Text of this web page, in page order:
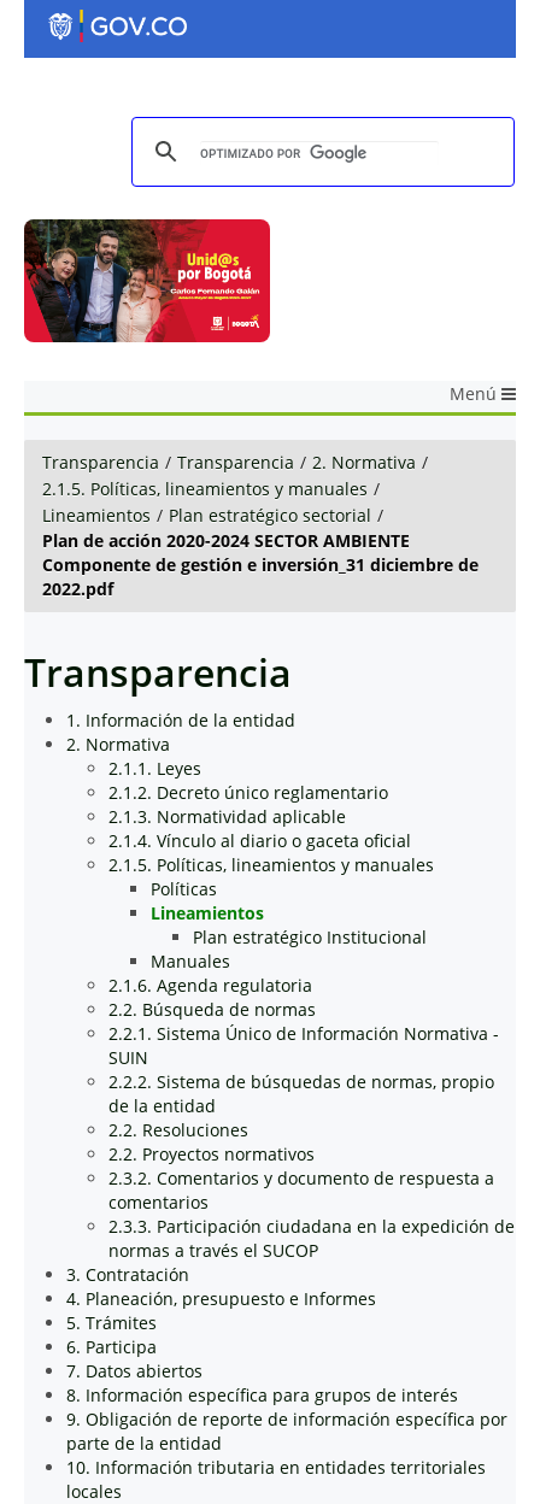
Menú
Transparencia / Transparencia / 2. Normativa /
2.1.5. Políticas, lineamientos y manuales /
Lineamientos / Plan estratégico sectorial /
Plan de acción 2020-2024 SECTOR AMBIENTE
Componente de gestión e inversión_31 diciembre de
2022.pdf
Transparencia
1. Información de la entidad
2. Normativa
2.1.1. Leyes
2.1.2. Decreto único reglamentario
2.1.3. Normatividad aplicable
2.1.4. Vínculo al diario o gaceta oficial
2.1.5. Políticas, lineamientos y manuales
Políticas
Lineamientos
Plan estratégico Institucional
Manuales
2.1.6. Agenda regulatoria
2.2. Búsqueda de normas
2.2.1. Sistema Único de Información Normativa -
SUIN
2.2.2. Sistema de búsquedas de normas, propio
de la entidad
2.2. Resoluciones
2.2. Proyectos normativos
2.3.2. Comentarios y documento de respuesta a
comentarios
2.3.3. Participación ciudadana en la expedición de
normas a través el SUCOP
3. Contratación
4. Planeación, presupuesto e Informes
5. Trámites
6. Participa
7. Datos abiertos
8. Información específica para grupos de interés
9. Obligación de reporte de información específica por
parte de la entidad
10. Información tributaria en entidades territoriales
locales